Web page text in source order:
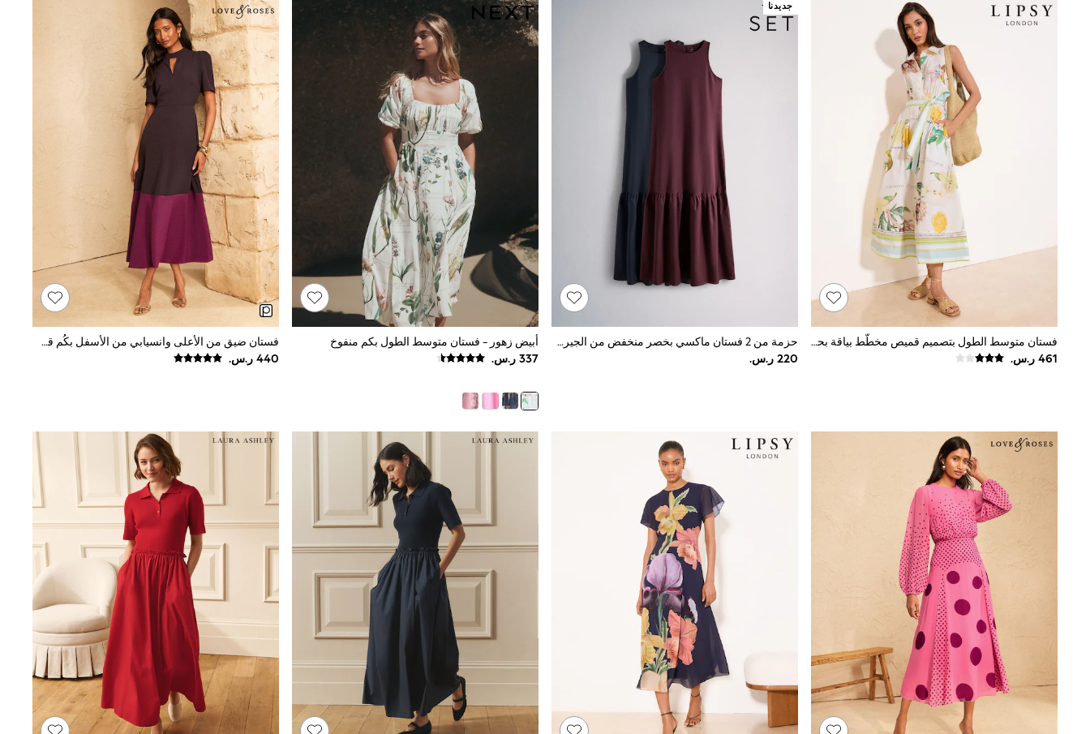
Sandals & Sliders
Jumpsuits & Playsuits
Shorts & Skirts
Sun Hats & Caps
Sunglasses
Women's Holiday Shop
Women's Travel Styles
Dresses
Occasionwear
Linen Collection
Tops & T-Shirts
Cover Ups & Kaftans
Swimwear
Jumpsuits & Playsuits
Beachwear
Sun Hats & Caps
Resort Styles
Boys' Holiday Shop
Linen Collection
Tops & T-Shirts
Polo Shirts
Swimwear
Shorts
Sandals & Clogs
Sun Safe
Rash Vests
Sun Hats & Caps
Sunglasses
Baby Holiday Shop
Baby Summer Nightwear
Occasionwear
Dresses
Sets & Outfits
Rompers
Sandals
Swimwear
Sun Hats & Caps
فستان متوسط الطول بتصميم قميص مخطّط بياقة بحمَّالة رقبة وحزام رباط من Lipsy
جديدنا
حزمة من 2 فستان ماكسي بخصر منخفض من الجيرسي والنسيج من The Set
أبيض زهور - فستان متوسط الطول بكم منفوخ
فستان ضيق من الأعلى وانسيابي من الأسفل بكُم قصير بقصة مفصلة خصوصًا وبألوان متباينة من Love & Roses